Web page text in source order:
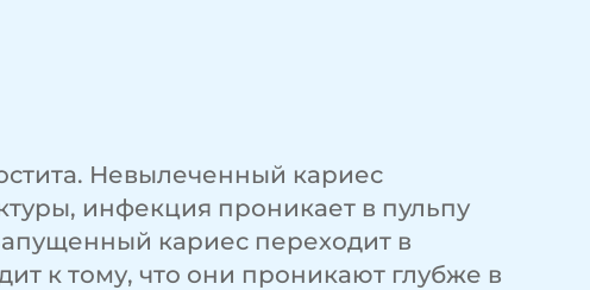
Невылеченный кариес
инфекция проникает в пульпу
кариес переходит в
к тому, что они проникают глубже в